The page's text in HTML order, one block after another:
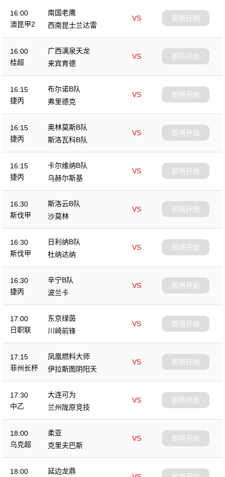
16:00
澳昆甲2
南国老鹰
VS
西南昆士兰达雷
即将开始
16:00
桂超
广西漓泉天龙
VS
来宾育德
即将开始
16:15
捷丙
布尔诺B队
VS
弗里德克
即将开始
16:15
捷丙
奥林莫斯B队
VS
斯洛瓦科B队
即将开始
16:15
捷丙
卡尔维纳B队
VS
乌赫尔斯基
即将开始
16:30
斯伐甲
斯洛云B队
VS
沙莫林
即将开始
16:30
斯伐甲
日利纳B队
VS
杜纳达纳
即将开始
16:30
捷丙
辛宁B队
VS
波兰卡
即将开始
17:00
日职联
东京绿茵
VS
川崎前锋
即将开始
17:15
菲州长杯
凤凰燃料大师
VS
伊拉斯图阴阳天
即将开始
17:30
中乙
大连可为
VS
兰州陇原竞技
即将开始
18:00
乌克超
柔亚
VS
克里夫巴斯
即将开始
18:00 延边龙鼎